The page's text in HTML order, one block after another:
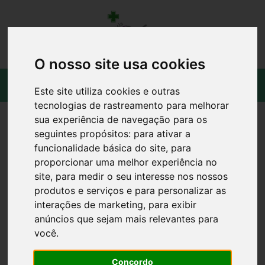
O nosso site usa cookies
Este site utiliza cookies e outras
tecnologias de rastreamento para melhorar
sua experiência de navegação para os
seguintes propósitos: para ativar a
funcionalidade básica do site, para
proporcionar uma melhor experiência no
site, para medir o seu interesse nos nossos
produtos e serviços e para personalizar as
interações de marketing, para exibir
anúncios que sejam mais relevantes para
você.
Concordo